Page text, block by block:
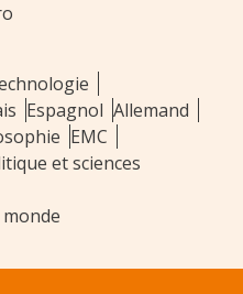
Espagnol Allemand
EMC
et sciences